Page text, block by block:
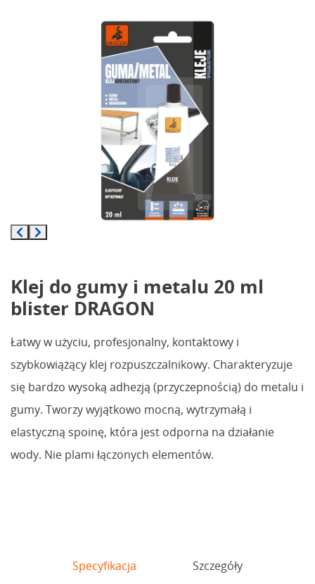
Klej do gumy i metalu 20 ml
blister DRAGON
Łatwy w użyciu, profesjonalny, kontaktowy i
szybkowiążący klej rozpuszczalnikowy. Charakteryzuje
się bardzo wysoką adhezją (przyczepnością) do metalu i
gumy. Tworzy wyjątkowo mocną, wytrzymałą i
elastyczną spoinę, która jest odporna na działanie
wody. Nie plami łączonych elementów.
Specyfikacja
Szczegóły